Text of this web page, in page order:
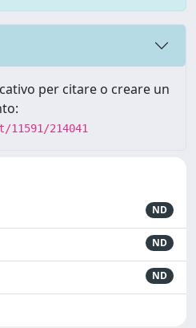
per citare o creare un
214041
ND
ND
ND